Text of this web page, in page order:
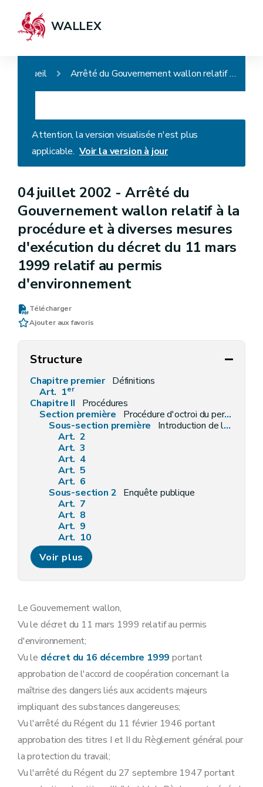
WALLEX
Accueil Arrêté du Gouvernement wallon relatif à la procédure et à diverses mesures d'exécution du décret du 11 mars 1999 relatif au permis d'environnement
Attention, la version visualisée n'est plus
applicable. Voir la version à jour
04 juillet 2002 - Arrêté du
Gouvernement wallon relatif à la
procédure et à diverses mesures
d'exécution du décret du 11 mars
1999 relatif au permis
d'environnement
Télécharger
Ajouter aux favoris
Structure
Chapitre premier Définitions
Art. 1er
Chapitre II
Procédures
Section première
Procédure d'octroi du permis d'environnement
Sous-section première
Introduction de la demande
Art. 2
Art. 3
Art. 4
Art. 5
Art. 6
Sous-section 2 Enquête publique
Art. 7
Art. 8
Art. 9
Art. 10
Art. 11
Art. 12
Art. 13
Art. 15
Art. 17
Sous-section 4
Art. 18
Sous-section 5 Contenu du permis d'environnement
Art. 19
Sous-section 6
Modalités d'instruction des recours dirigés contre les décisions relatives aux demandes de permis d'environnement
Art. 20
Art. 21
Art. 22
Art. 23
Art. 24
Art. 25
Art. 26
Sous-section 7
Tenue des registres des permis d'environnement
Art. 27
Voir plus
Le Gouvernement wallon,
Vu le décret du 11 mars 1999 relatif au permis
d'environnement;
Vu le décret du 16 décembre 1999 portant
approbation de l'accord de coopération concernant la
maîtrise des dangers liés aux accidents majeurs
impliquant des substances dangereuses;
Vu l'arrêté du Régent du 11 février 1946 portant
approbation des titres I et II du Règlement général pour
la protection du travail;
Vu l'arrêté du Régent du 27 septembre 1947 portant